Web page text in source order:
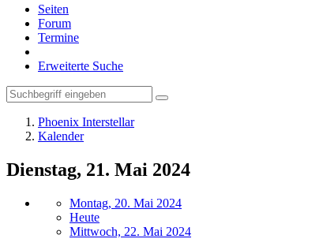
Seiten
Forum
Termine
Erweiterte Suche
Phoenix Interstellar
Kalender
Dienstag, 21. Mai 2024
Montag, 20. Mai 2024
Heute
Mittwoch, 22. Mai 2024